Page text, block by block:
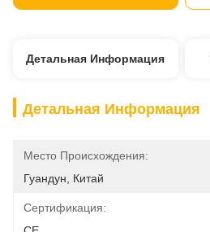
Детальная Информация
Детальная Информация
Место Происхождения:
Гуандун, Китай
Сертификация: